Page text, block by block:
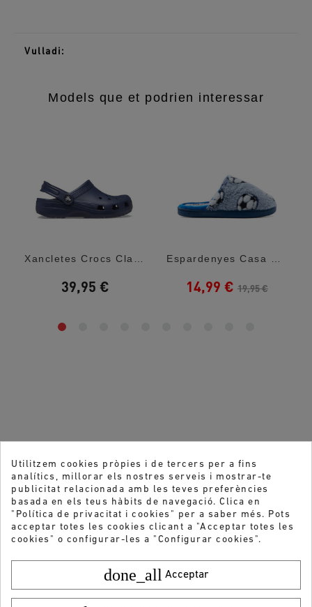
Vulladi:
Models que et podrien interessar
39,95 € 14,99 € 19,95 €
Utilitzem cookies pròpies i de tercers per a fins
analítics, millorar els nostres serveis i mostrar-te
publicitat relacionada amb les teves preferències
basada en els teus hàbits de navegació. Clica en
"Política de privacitat i cookies" per a saber més. Pots
acceptar totes les cookies clicant a "Acceptar totes les
cookies" o configurar-les a "Configurar cookies".
done_all Acceptar